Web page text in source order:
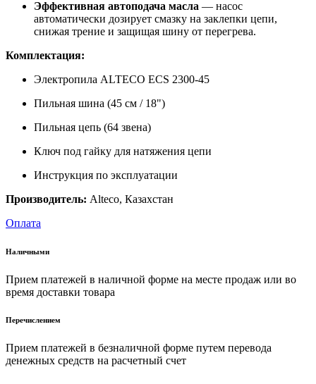
Эффективная автоподача масла — насос
автоматически дозирует смазку на заклепки цепи,
снижая трение и защищая шину от перегрева.
Комплектация:
Электропила ALTECO ECS 2300-45
Пильная шина (45 см / 18")
Пильная цепь (64 звена)
Ключ под гайку для натяжения цепи
Инструкция по эксплуатации
Производитель: Alteco, Казахстан
Оплата
Наличными
Прием платежей в наличной форме на месте продаж или во
время доставки товара
Перечислением
Прием платежей в безналичной форме путем перевода
денежных средств на расчетный счет